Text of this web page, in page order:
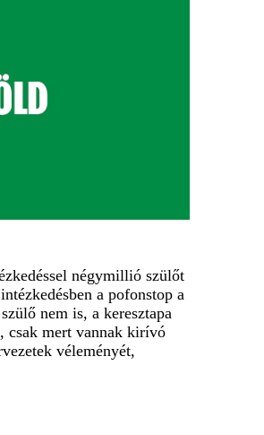
négymillió szülőt
a pofonstop a
nem is, a keresztapa
csak mert vannak kirívó
véleményét,